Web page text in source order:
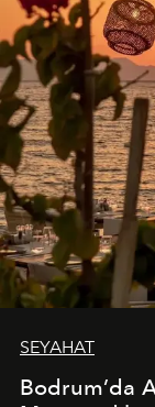
SEYAHAT
Bodrum’da